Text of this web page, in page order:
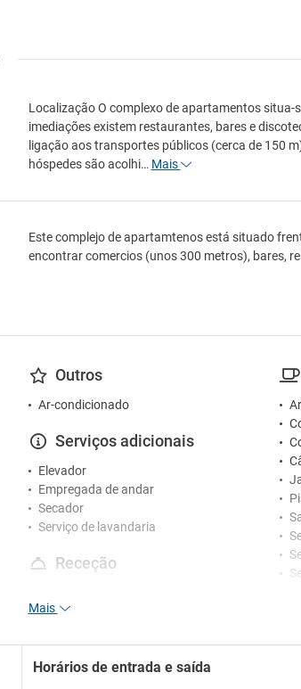
Localização O complexo de apartamentos
imediações existem restaurantes, bares e
ligação aos transportes públicos (cerca de 150
hóspedes são acolhi… Mais
Este complejo de apartamtenos está situado
encontrar comercios (unos 300 metros), bares,
Outros
Ar-condicionado
Serviços adicionais
Elevador
Empregada de andar
Secador
Serviço de lavandaria
Receção
Receção 24 horas
Entretenimento
Mais
Horários de entrada e saída